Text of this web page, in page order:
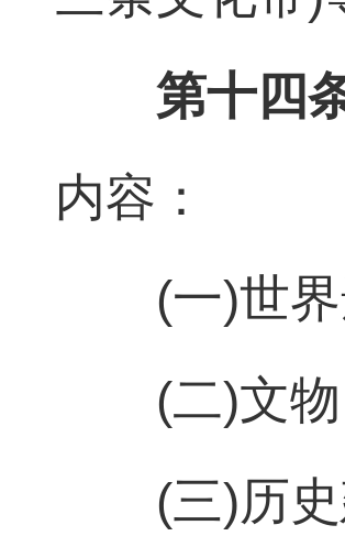
第十四
内容：
(一)世界
(二)文物
(三)历